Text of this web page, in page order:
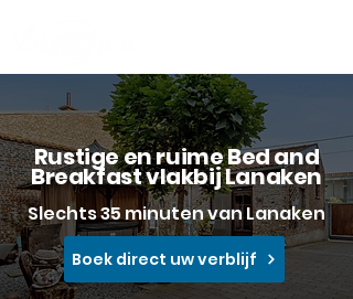
Rustige en ruime Bed and
Breakfast vlakbij Lanaken
Slechts 35 minuten van Lanaken
Boek direct uw verblijf